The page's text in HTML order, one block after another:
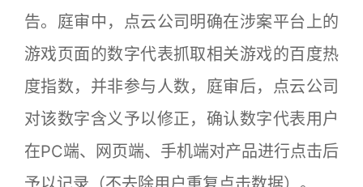
告。庭审中，点云公司明确在涉案平台上的
游戏页面的数字代表抓取相关游戏的百度热
度指数，并非参与人数，庭审后，点云公司
对该数字含义予以修正，确认数字代表用户
在PC端、网页端、手机端对产品进行点击后